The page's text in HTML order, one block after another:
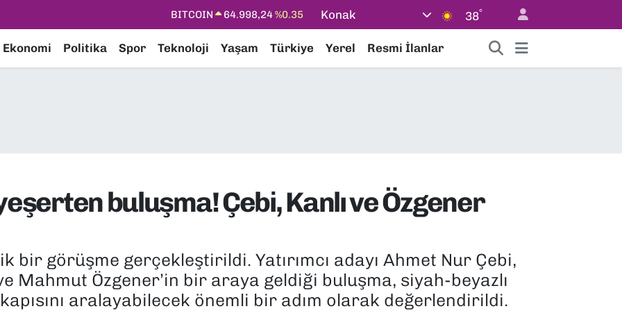
DOLAR 47,7436%0.18
STERLİN
64,4811%0.38
Konak 38°
Ekonomi Politika Spor Teknoloji Yaşam Türkiye Yerel Resmi İlanlar
buluşma! Çebi, Kanlı ve Özgener
bir görüşme gerçekleştirildi. Yatırımcı adayı Ahmet Nur Çebi,
Mahmut Özgener’in bir araya geldiği buluşma, siyah-beyazlı
aralayabilecek önemli bir adım olarak değerlendirildi.